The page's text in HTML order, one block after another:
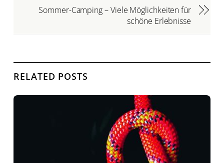
Sommer-Camping – Viele Möglichkeiten für
schöne Erlebnisse
RELATED POSTS